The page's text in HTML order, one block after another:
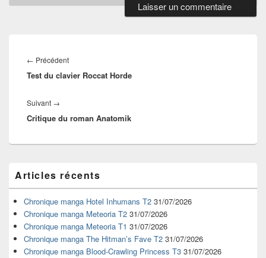
de
l’article
← PrécédentArticle
précédent :
Test du clavier Roccat Horde
Suivant →
suivant :
Critique du roman Anatomik
principale
de
widget
pour
barre
latérale
Articles récents
Chronique manga Hotel Inhumans T2 31/07/2026
Chronique manga Meteoria T2 31/07/2026
Chronique manga Meteoria T1 31/07/2026
Chronique manga The Hitman’s Fave T2 31/07/2026
Chronique manga Blood-Crawling Princess T3 31/07/2026